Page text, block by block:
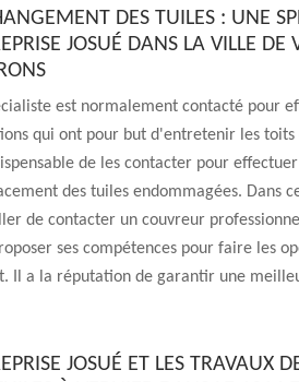
DES TUILES : UNE
JOSUÉ DANS LA VILLE DE
est normalement contacté pour
qui ont pour but d'entretenir les toits
de les contacter pour
des tuiles endommagées. Dans
de contacter un couvreur
ses compétences pour faire les
Il a la réputation de garantir une
JOSUÉ ET LES TRAVAUX